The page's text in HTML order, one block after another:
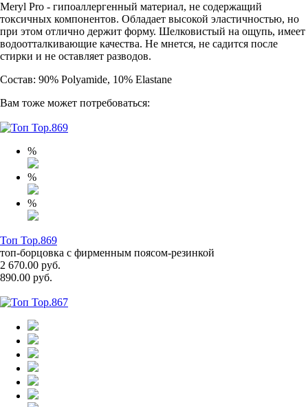
Meryl Pro - гипоаллергенный материал, не содержащий
токсичных компонентов. Обладает высокой эластичностью, но
при этом отлично держит форму. Шелковистый на ощупь, имеет
водоотталкивающие качества. Не мнется, не садится после
стирки и не оставляет разводов.
Состав: 90% Polyamide, 10% Elastane
Вам тоже может потребоваться:
%
%
%
Топ Top.869
топ-борцовка с фирменным поясом-резинкой
2 670.00 руб.
890.00 руб.